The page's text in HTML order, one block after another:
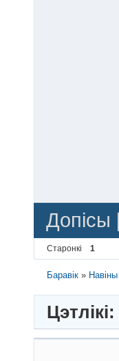
Допісы
Старонкі 1
Баравік »
Цэтлікі: